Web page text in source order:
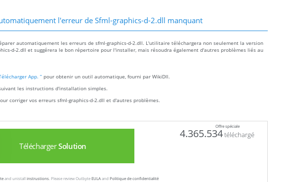
l'erreur de Sfml-graphics-d-2.dll manquant
automatiquement les erreurs de sfml-graphics-d-2.dll. L'utilitaire téléchargera non seulement la version
d-2.dll et suggérera le bon répertoire pour l'installer, mais résoudra également d'autres problèmes liés au
App. ” pour obtenir un outil automatique, fourni par WikiDll.
les instructions d'installation simples.
corriger vos erreurs sfml-graphics-d-2.dll et d'autres problèmes.
Offre spéciale
TéléchargerSolution
4.365.534téléchargé
and unistallinstrustions . Please review OutbyteEULAandPolitique de confidentialité